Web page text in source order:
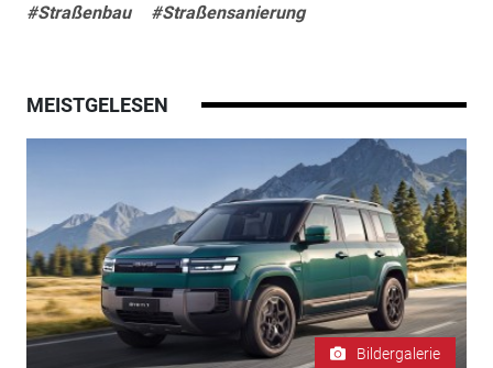
#Straßenbau
#Straßensanierung
MEISTGELESEN
Bildergalerie